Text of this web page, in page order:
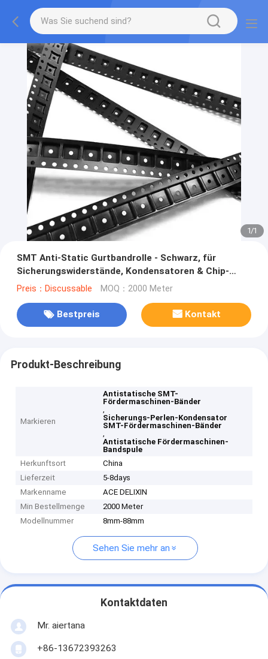
1/1
SMT Anti-Static Gurtbandrolle - Schwarz, für
Sicherungswiderstände, Kondensatoren & Chip-
Bauteile
Preis：Discussable MOQ：2000 Meter
Bestpreis Kontakt
Produkt-Beschreibung
Markieren
Antistatische SMT-
Fördermaschinen-Bänder
,
Sicherungs-Perlen-Kondensator
SMT-Fördermaschinen-Bänder
,
Antistatische Fördermaschinen-
Bandspule
Herkunftsort
China
Lieferzeit
5-8days
Markenname
ACE DELIXIN
Min Bestellmenge
2000 Meter
Modellnummer
8mm-88mm
Sehen Sie mehr an
Kontaktdaten
Mr. aiertana
+86-13672393263